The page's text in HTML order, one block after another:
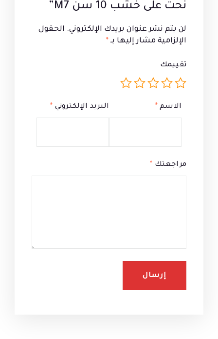
نحت على خشب 10 سن M7”
لن يتم نشر عنوان بريدك الإلكتروني. الحقول
الإلزامية مشار إليها بـ *
تقييمك
مراجعتك *
الاسم * البريد الإلكتروني *